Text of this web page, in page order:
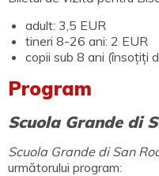
adult: 3,5 EUR
tineri 8-26 ani: 2 EUR
copii sub 8 ani (însoțiți
Program
Scuola Grande di
Scuola Grande di San
următorului program: